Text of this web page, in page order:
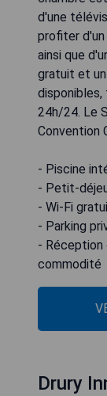
d'une
profiter
ainsi que
gratuit et
24h/24. Le
Convention
- Piscine
- Petit-
- Wi-Fi
- Parking
- Réception
commodité
Drury